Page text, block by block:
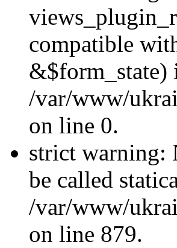
compatible
&$form_state)
/var/www/
on line 0.
strict warning:
be called
/var/www/
on line 879.